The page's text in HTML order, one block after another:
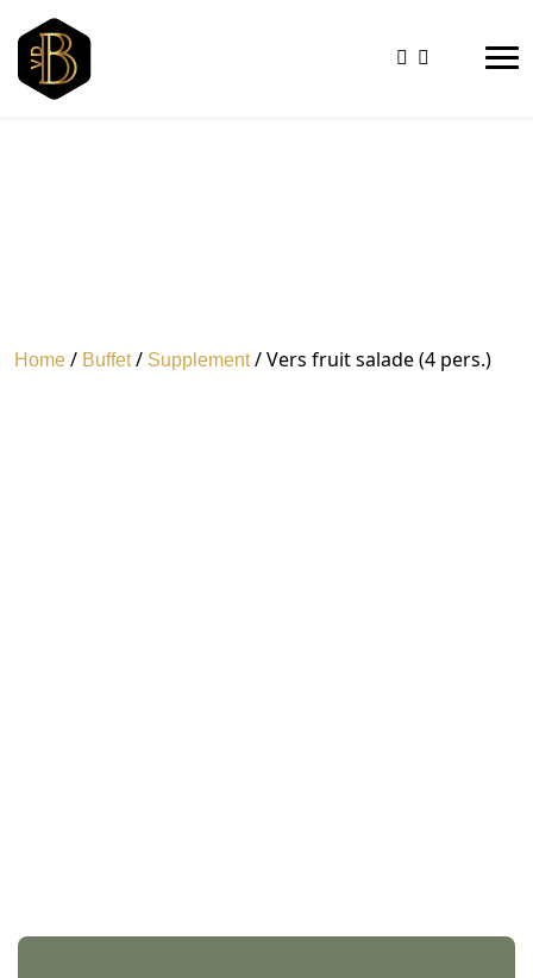
Home / Buffet/ Supplement/ Vers fruit salade (4 pers.)